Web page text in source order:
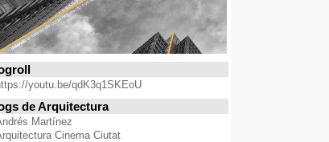
youtu.be/qdK3q1SKEoU
de Arquitectura
Martínez
Cinema Ciutat